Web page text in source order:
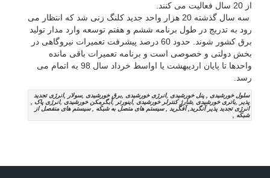
از 20 سال فعالیت می کنند.
سه سال گذشته 20 هزار واحد جدید کلنگ زنی شد که انتظار می
رود به تدریج در طول برنامه ششم و هفتم توسعه وارد مدار تولید
برق کشور شوند. حدود 60 درصد پیشرفت تعمیرات نیروگاهی در
بخش دولتی و خصوصی است و برنامه تعمیرات باقی مانده
واحدها تا پایان اردیبهشت یا اواسط خرداد سال 98 به اتمام می
رسد.
سلول خورشیدی , پنل خورشیدی ,انرژی خورشیدی ,برق خورشیدی ,سولار ,انرژی تجدید
پذیر ,باتری خورشیدی ,شارژ کنترلر خورشیدی ,اینورتر ,آبگرمکن خورشیدی ,انرژی پاک ,
انرژِی تجدید پذیر آنگرید, آفگرید , سیستم های متصل به شبکه , سیستم های منفصل از
شبکه ,